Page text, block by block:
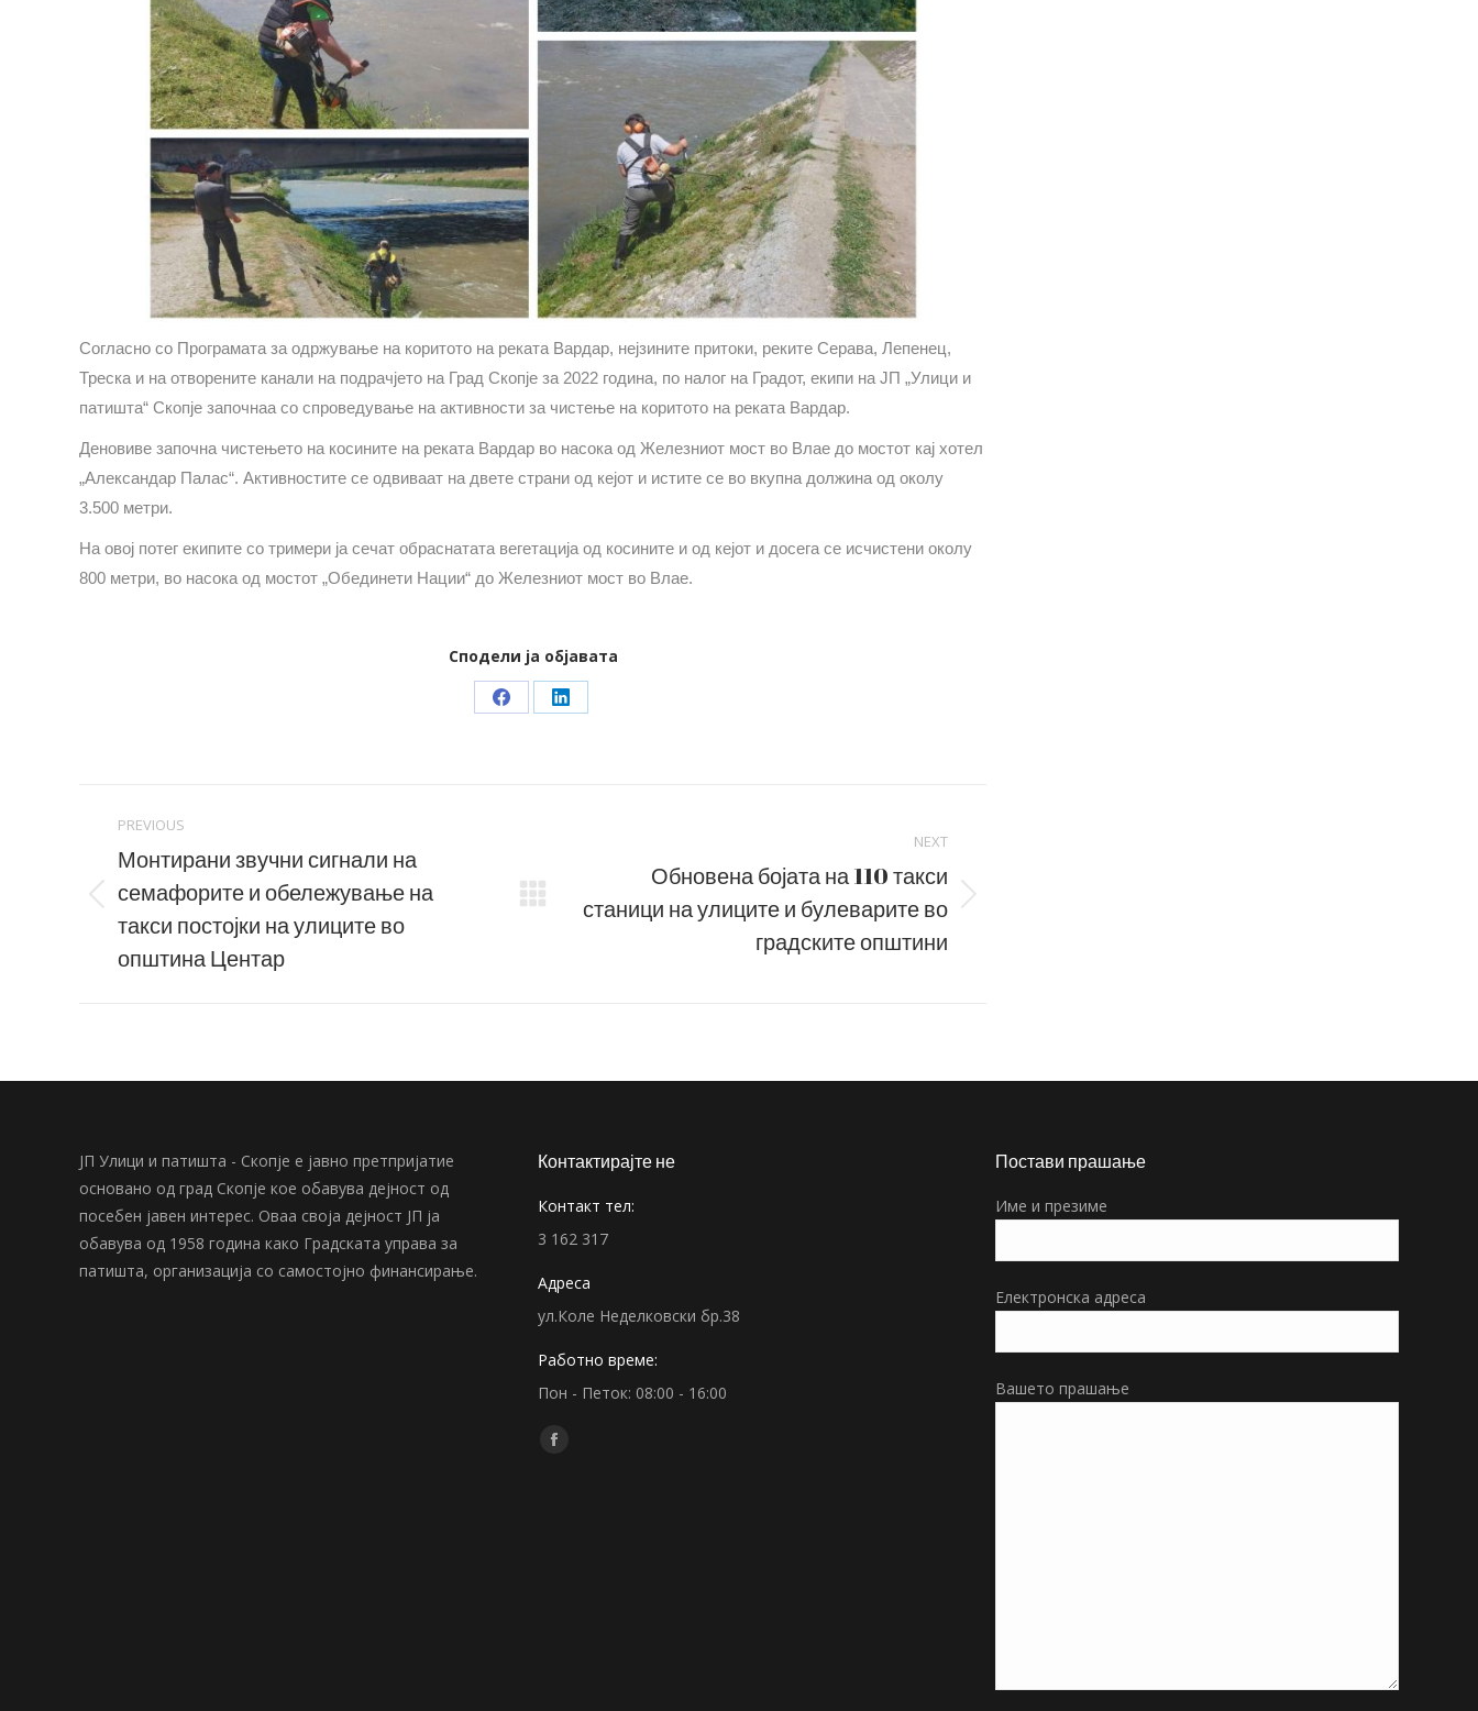
Согласно со Програмата за одржување на коритото на реката Вардар, нејзините притоки, реките Серава, Лепенец,
Треска и на отворените канали на подрачјето на Град Скопје за 2022 година, по налог на Градот, екипи на ЈП „Улици и
патишта“ Скопје започнаа со спроведување на активности за чистење на коритото на реката Вардар.
Деновиве започна чистењето на косините на реката Вардар во насока од Железниот мост во Влае до мостот кај хотел
„Александар Палас“. Активностите се одвиваат на двете страни од кејот и истите се во вкупна должина од околу
3.500 метри.
На овој потег екипите со тримери ја сечат обраснатата вегетација од косините и од кејот и досега се исчистени околу
800 метри, во насока од мостот „Обединети Нации“ до Железниот мост во Влае.
Сподели ја објавата
Share Share
Post
navigation
PREVIOUS
Previous
post:
Монтирани звучни сигнали на
семафорите и обележување на
такси постојки на улиците во
општина Центар
NEXT
Next
Обновена бојата на 110 такси
станици на улиците и булеварите во
градските општини
ЈП Улици и патишта - Скопје е јавно претпријатие
основано од град Скопје кое обавува дејност од
посебен јавен интерес. Оваа своја дејност ЈП ја
обавува од 1958 година како Градската управа за
патишта, организација со самостојно финансирање.
Контактирајте не
Контакт тел:
3 162 317
Адреса
ул.Коле Неделковски бр.38
Работно време:
Пон - Петок: 08:00 - 16:00
Find us on:
Facebook
Постави прашање
Име и презиме
Електронска адреса
Вашето прашање